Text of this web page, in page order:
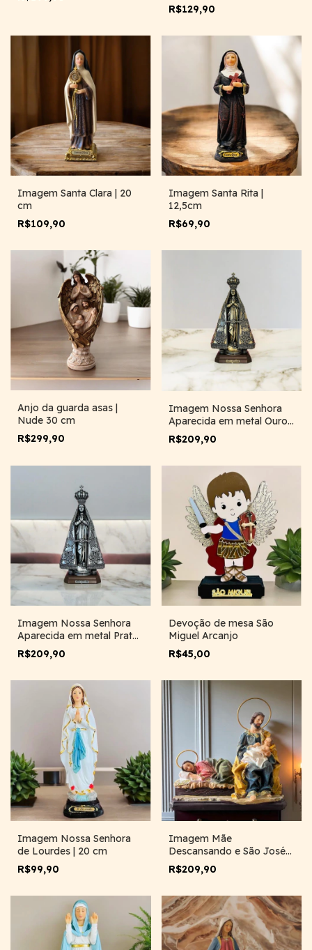
R$129,90
Imagem Santa Clara | 20
cm
R$109,90
Imagem Santa Rita |
12,5cm
R$69,90
Anjo da guarda asas |
Nude 30 cm
R$299,90
Imagem Nossa Senhora
Aparecida em metal Ouro
Velho | 25cm
R$209,90
Imagem Nossa Senhora
Aparecida em metal Prata
Velha | 25cm
R$209,90
Devoção de mesa São
Miguel Arcanjo
R$45,00
Imagem Nossa Senhora
de Lourdes | 20 cm
R$99,90
Imagem Mãe
Descansando e São José
cuidando | 20 cm
R$209,90